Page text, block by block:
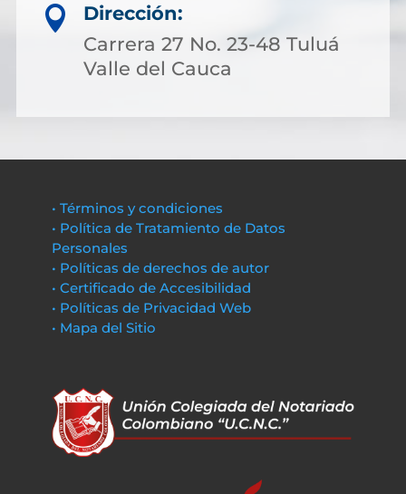

Dirección:
Carrera 27 No. 23-48 Tuluá
Valle del Cauca
• Términos y condiciones
• Política de Tratamiento de Datos
Personales
• Políticas de derechos de autor
• Certificado de Accesibilidad
• Políticas de Privacidad Web
• Mapa del Sitio